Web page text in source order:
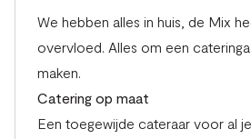
We hebben alles in huis, de Mix
overvloed. Alles om een
maken.
Catering op maat
Een toegewijde cateraar voor al